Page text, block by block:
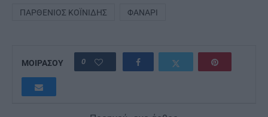
ΠΑΡΘΈΝΙΟΣ ΚΟΪΝΊΔΗΣ ΦΑΝΆΡΙ
ΜΟΙΡΑΣΟΥ 0